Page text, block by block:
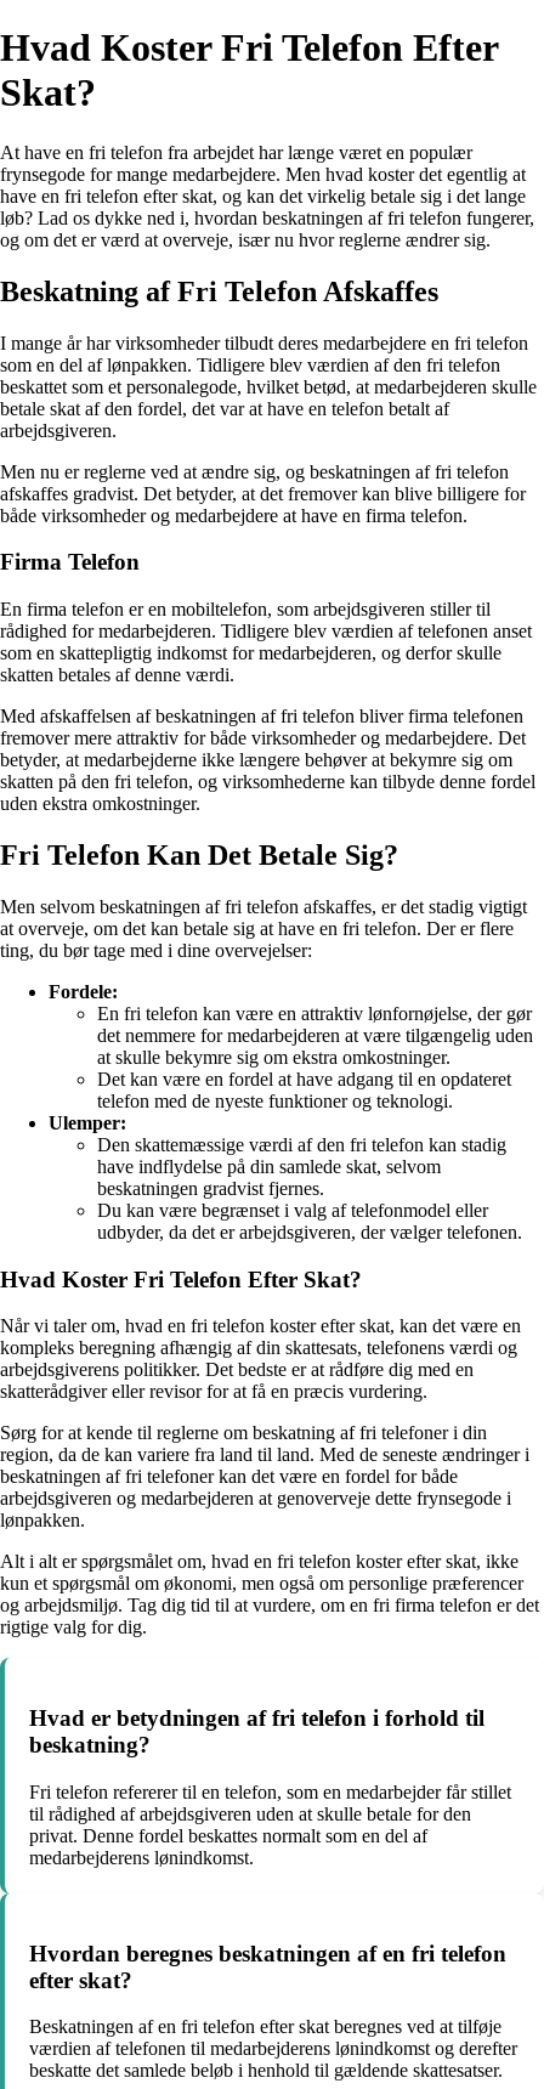
Hvad Koster Fri Telefon Efter
Skat?
At have en fri telefon fra arbejdet har længe været en populær
frynsegode for mange medarbejdere. Men hvad koster det egentlig at
have en fri telefon efter skat, og kan det virkelig betale sig i det lange
løb? Lad os dykke ned i, hvordan beskatningen af fri telefon fungerer,
og om det er værd at overveje, især nu hvor reglerne ændrer sig.
Beskatning af Fri Telefon Afskaffes
I mange år har virksomheder tilbudt deres medarbejdere en fri telefon
som en del af lønpakken. Tidligere blev værdien af den fri telefon
beskattet som et personalegode, hvilket betød, at medarbejderen skulle
betale skat af den fordel, det var at have en telefon betalt af
arbejdsgiveren.
Men nu er reglerne ved at ændre sig, og beskatningen af fri telefon
afskaffes gradvist. Det betyder, at det fremover kan blive billigere for
både virksomheder og medarbejdere at have en firma telefon.
Firma Telefon
En firma telefon er en mobiltelefon, som arbejdsgiveren stiller til
rådighed for medarbejderen. Tidligere blev værdien af telefonen anset
som en skattepligtig indkomst for medarbejderen, og derfor skulle
skatten betales af denne værdi.
Med afskaffelsen af beskatningen af fri telefon bliver firma telefonen
fremover mere attraktiv for både virksomheder og medarbejdere. Det
betyder, at medarbejderne ikke længere behøver at bekymre sig om
skatten på den fri telefon, og virksomhederne kan tilbyde denne fordel
uden ekstra omkostninger.
Fri Telefon Kan Det Betale Sig?
Men selvom beskatningen af fri telefon afskaffes, er det stadig vigtigt
at overveje, om det kan betale sig at have en fri telefon. Der er flere
ting, du bør tage med i dine overvejelser:
Fordele:
En fri telefon kan være en attraktiv lønfornøjelse, der gør
det nemmere for medarbejderen at være tilgængelig uden
at skulle bekymre sig om ekstra omkostninger.
Det kan være en fordel at have adgang til en opdateret
telefon med de nyeste funktioner og teknologi.
Ulemper:
Den skattemæssige værdi af den fri telefon kan stadig
have indflydelse på din samlede skat, selvom
beskatningen gradvist fjernes.
Du kan være begrænset i valg af telefonmodel eller
udbyder, da det er arbejdsgiveren, der vælger telefonen.
Hvad Koster Fri Telefon Efter Skat?
Når vi taler om, hvad en fri telefon koster efter skat, kan det være en
kompleks beregning afhængig af din skattesats, telefonens værdi og
arbejdsgiverens politikker. Det bedste er at rådføre dig med en
skatterådgiver eller revisor for at få en præcis vurdering.
Sørg for at kende til reglerne om beskatning af fri telefoner i din
region, da de kan variere fra land til land. Med de seneste ændringer i
beskatningen af fri telefoner kan det være en fordel for både
arbejdsgiveren og medarbejderen at genoverveje dette frynsegode i
lønpakken.
Alt i alt er spørgsmålet om, hvad en fri telefon koster efter skat, ikke
kun et spørgsmål om økonomi, men også om personlige præferencer
og arbejdsmiljø. Tag dig tid til at vurdere, om en fri firma telefon er det
rigtige valg for dig.
Hvad er betydningen af ​​fri telefon i forhold til
beskatning?
Fri telefon refererer til en telefon, som en medarbejder får stillet
til rådighed af arbejdsgiveren uden at skulle betale for den
privat. Denne fordel beskattes normalt som en del af
medarbejderens lønindkomst.
Hvordan beregnes beskatningen af ​​en fri telefon
efter skat?
Beskatningen af en fri telefon efter skat beregnes ved at tilføje
værdien af telefonen til medarbejderens lønindkomst og derefter
beskatte det samlede beløb i henhold til gældende skattesatser.